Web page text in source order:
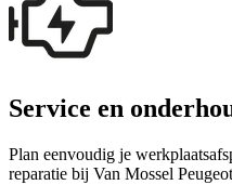
Service en
Plan eenvoudig je
reparatie bij Van Mossel